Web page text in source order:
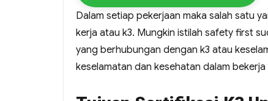
Dalam setiap pekerjaan maka salah satu
kerja atau k3. Mungkin istilah safety first
yang berhubungan dengan k3 atau
keselamatan dan kesehatan dalam